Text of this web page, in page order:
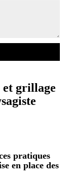
et grillage
pratiques
en place des